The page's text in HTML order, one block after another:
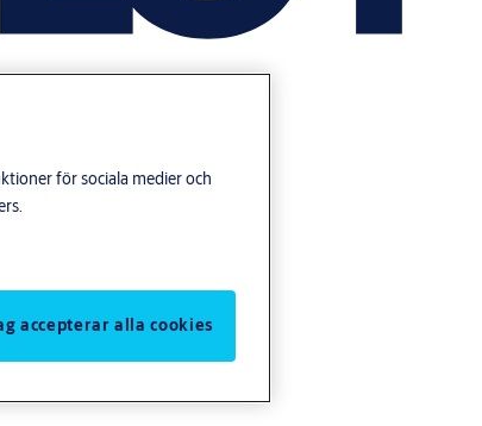
för sociala medier och
accepterar alla cookies